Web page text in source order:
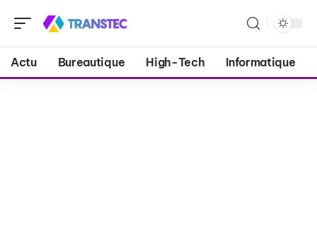
Actu Bureautique High-Tech Informatique